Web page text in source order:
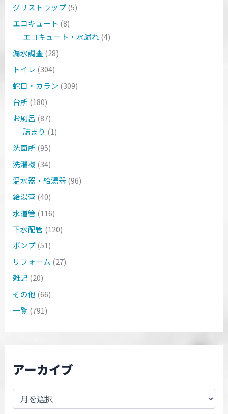
グリストラップ(5)
エコキュート (8)
エコキュート・水漏れ (4)
漏水調査 (28)
トイレ (304)
蛇口・カラン (309)
台所 (180)
お風呂 (87)
詰まり (1)
洗面所 (95)
洗濯機 (34)
温水器・給湯器(96)
給湯管 (40)
水道管 (116)
下水配管 (120)
ポンプ(51)
リフォーム (27)
雑記 (20)
その他 (66)
一覧(791)
アーカイブ